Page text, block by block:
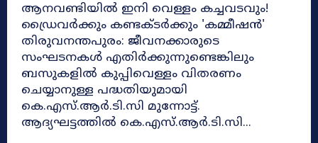
ആനവണ്ടിയിൽ ഇനി വെള്ളം കച്ചവടവും!
ഡ്രൈവർക്കും കണ്ടക്ടർക്കും 'കമ്മീഷൻ'
തിരുവനന്തപുരം: ജീവനക്കാരുടെ
സംഘടനകൾ എതിർക്കുന്നുണ്ടെങ്കിലും
ബസുകളിൽ കുപ്പിവെള്ളം വിതരണം
ചെയ്യാനുള്ള പദ്ധതിയുമായി
കെ.എസ്.ആർ.ടി.സി മുന്നോട്ട്.
ആദ്യഘട്ടത്തിൽ കെ.എസ്.ആർ.ടി.സി...